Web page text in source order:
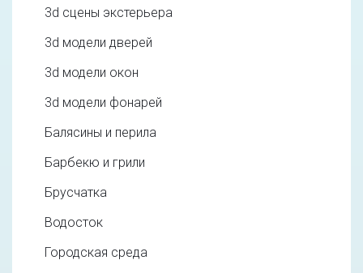
3d cцены экстерьера
3d модели дверей
3d модели окон
3d модели фонарей
Балясины и перила
Барбекю и грили
Брусчатка
Водосток
Городская среда